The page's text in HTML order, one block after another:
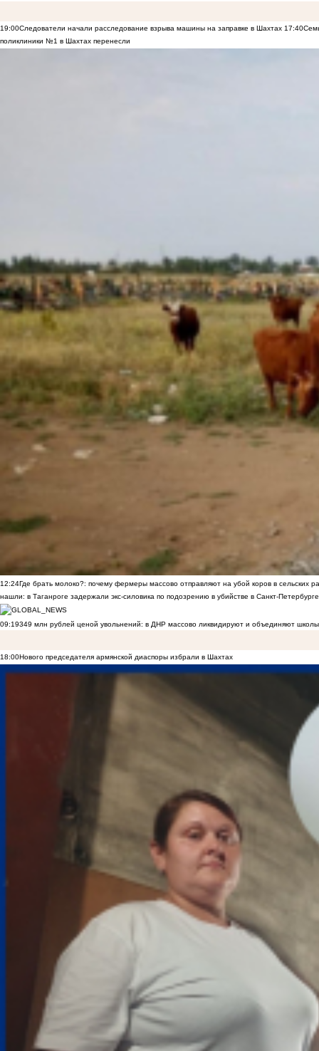
19:00Следователи начали расследование взрыва машины на заправке в Шахтах 17:40
поликлиники №1 в Шахтах перенесли
12:24Где брать молоко?: почему фермеры массово отправляют на убой коров в сельских
нашли: в Таганроге задержали экс-силовика по подозрению в убийстве в Санкт-Петербурге
09:19349 млн рублей ценой увольнений: в ДНР массово ликвидируют и объединяют
18:00Нового председателя армянской диаспоры избрали в Шахтах